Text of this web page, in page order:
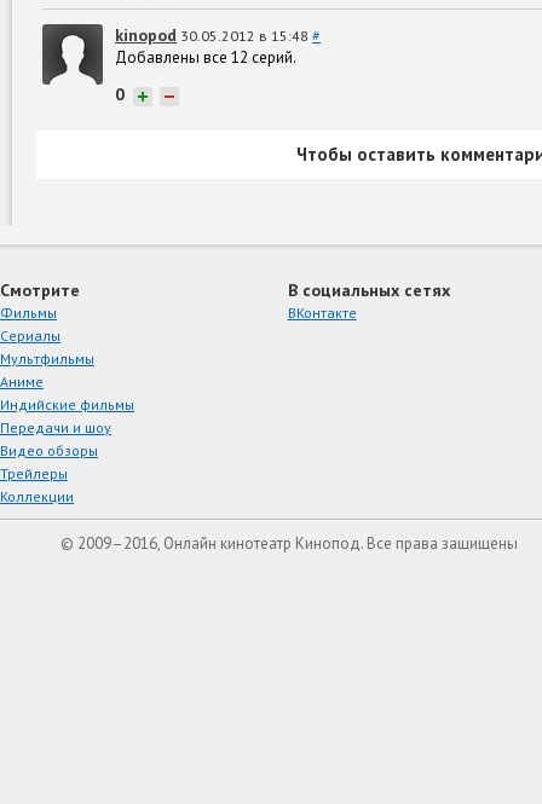
kinopod 30.05.2012 в 15:48 #
Добавлены все 12 серий.
0 + −
Чтобы оставить
Смотрите
Фильмы
Сериалы
Мультфильмы
Аниме
Индийские фильмы
Передачи и шоу
Видео обзоры
Трейлеры
Коллекции
В социальных сетях
ВКонтакте
© 2009–2016, Онлайн кинотеатр Кинопод. Все права защищены